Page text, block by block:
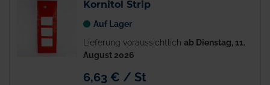
Kornitol Strip
Auf Lager
Lieferung voraussichtlich ab Dienstag, 11.
August 2026
6,63 € / St